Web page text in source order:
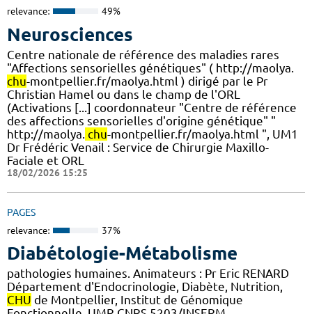
relevance: 49%
Neurosciences
Centre nationale de référence des maladies rares
"Affections sensorielles génétiques" ( http://maolya.
chu-montpellier.fr/maolya.html ) dirigé par le Pr
Christian Hamel ou dans le champ de l'ORL
(Activations [...] coordonnateur "Centre de référence
des affections sensorielles d'origine génétique" "
http://maolya. chu-montpellier.fr/maolya.html ", UM1
Dr Frédéric Venail : Service de Chirurgie Maxillo-
Faciale et ORL
18/02/2026 15:25
PAGES
relevance: 37%
Diabétologie-Métabolisme
pathologies humaines. Animateurs : Pr Eric RENARD
Département d'Endocrinologie, Diabète, Nutrition,
CHU de Montpellier, Institut de Génomique